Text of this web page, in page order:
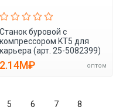
Станок буровой с
компрессором KT5 для
карьера (арт. 25-5082399)
2.14M₽ оптом
5 6 7 8